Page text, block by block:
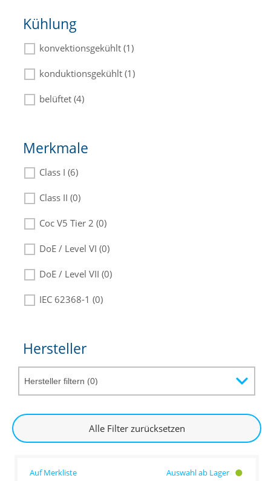
Kühlung
konvektionsgekühlt (1)
konduktionsgekühlt (1)
belüftet (4)
Merkmale
Class I (6)
Class II (0)
Coc V5 Tier 2 (0)
DoE / Level VI (0)
DoE / Level VII (0)
IEC 62368-1 (0)
Hersteller
Alle Filter zurücksetzen
Auswahl ab Lager